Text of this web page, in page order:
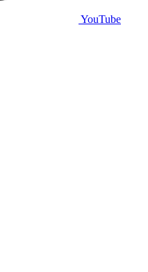
YouTube